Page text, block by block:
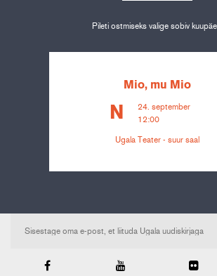
Pileti ostmiseks valige sobiv
Mio, mu Mio
N
24. september
12:00
Ugala Teater - suur saal